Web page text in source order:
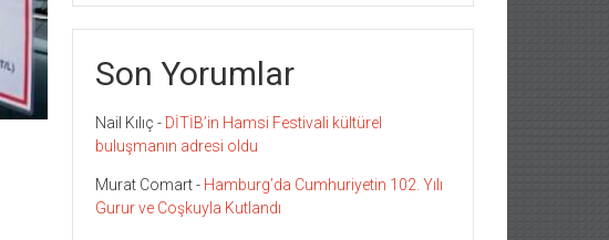
Son Yorumlar
Nail Kılıç - DİTİB’in Hamsi Festivali kültürel
buluşmanın adresi oldu
Murat Comart- Hamburg’da Cumhuriyetin 102. Yılı
Gurur ve Coşkuyla Kutlandı